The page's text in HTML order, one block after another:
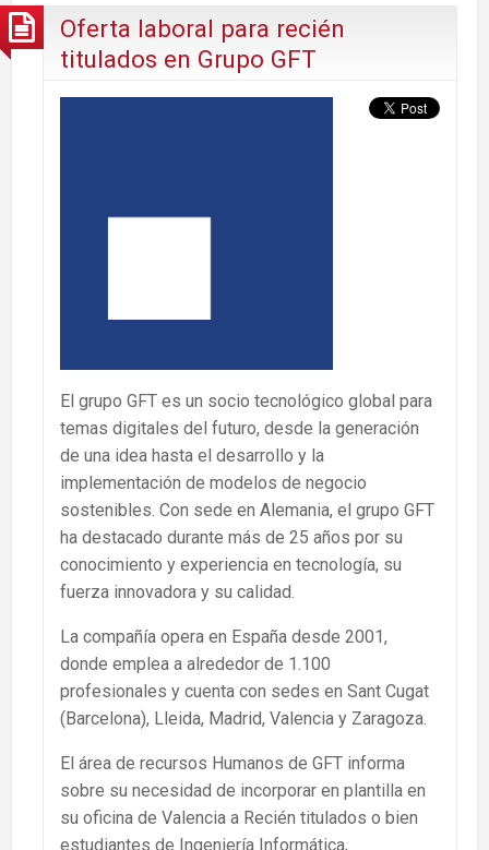
Oferta laboral para recién
titulados en Grupo GFT
El grupo GFT es un socio tecnológico global para
temas digitales del futuro, desde la generación
de una idea hasta el desarrollo y la
implementación de modelos de negocio
sostenibles. Con sede en Alemania, el grupo GFT
ha destacado durante más de 25 años por su
conocimiento y experiencia en tecnología, su
fuerza innovadora y su calidad.
La compañía opera en España desde 2001,
donde emplea a alrededor de 1.100
profesionales y cuenta con sedes en Sant Cugat
(Barcelona), Lleida, Madrid, Valencia y Zaragoza.
El área de recursos Humanos de GFT informa
sobre su necesidad de incorporar en plantilla en
su oficina de Valencia a Recién titulados o bien
estudiantes de Ingeniería Informática,